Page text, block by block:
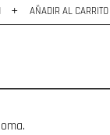
+ AÑADIR AL CARRITO